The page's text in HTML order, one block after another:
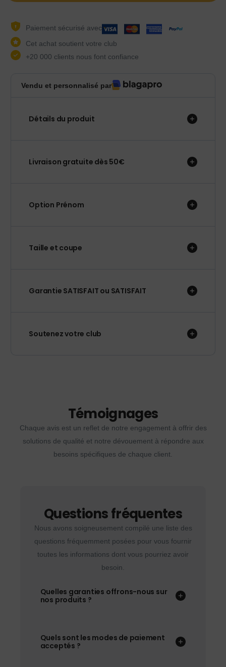
Paiement sécurisé avec
Cet achat soutient votre club
+20 000 clients nous font confiance
Vendu et personnalisé par
Détails du produit
Livraison gratuite dès 50€
Option Prénom
Taille et coupe
Garantie SATISFAIT ou SATISFAIT
Soutenez votre club
Témoignages
Chaque avis est un reflet de notre engagement à offrir des
solutions de qualité et notre dévouement à répondre aux
besoins spécifiques de chaque client.
Questions fréquentes
Nous avons soigneusement compilé une liste des
questions fréquemment posées pour vous fournir
toutes les informations dont vous pourriez avoir
besoin.
Quelles garanties offrons-nous sur
nos produits ?
Quels sont les modes de paiement
acceptés ?